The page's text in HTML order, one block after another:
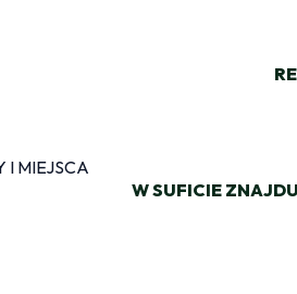
W SUFICIE